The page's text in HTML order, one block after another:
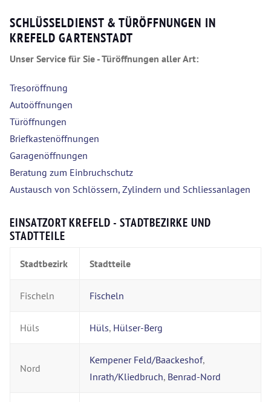
SCHLÜSSELDIENST & TÜRÖFFNUNGEN IN
KREFELD GARTENSTADT
Unser Service für Sie - Türöffnungen aller Art:
Tresoröffnung
Autoöffnungen
Türöffnungen
Briefkastenöffnungen
Garagenöffnungen
Beratung zum Einbruchschutz
Austausch von Schlössern, Zylindern und Schliessanlagen
EINSATZORT KREFELD - STADTBEZIRKE UND
STADTTEILE
Stadtbezirk Stadtteile
Fischeln Fischeln
Hüls Hüls, Hülser-Berg
Nord
Kempener Feld/Baackeshof,
Inrath/Kliedbruch, Benrad-Nord